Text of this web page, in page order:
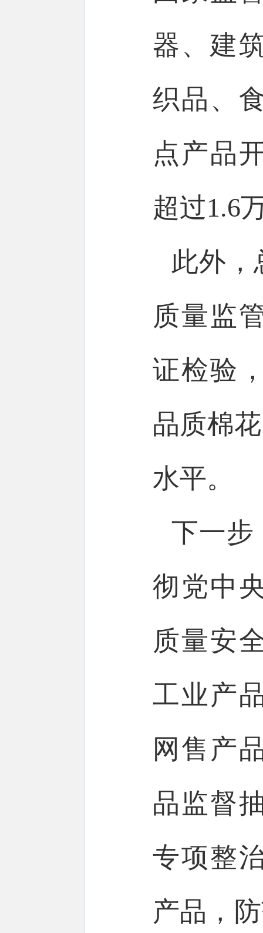
器、建
织品、
点产品
超过1.6
此外，
质量监
证检验
品质棉
水平。
下一步
彻党中
质量安
工业产
网售产
品监督
专项整
产品，